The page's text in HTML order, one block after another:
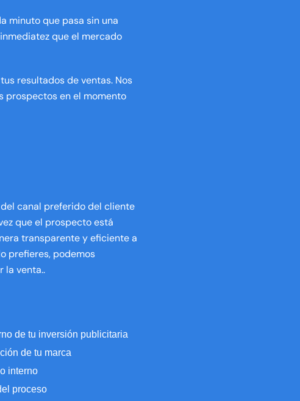
minuto que pasa sin una
que el mercado
resultados de ventas. Nos
prospectos en el momento
canal preferido del cliente
que el prospecto está
transparente y eficiente a
prefieres, podemos
la venta..
de tu inversión publicitaria
de tu marca
interno
proceso